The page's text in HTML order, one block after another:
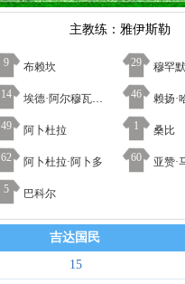
主教练：雅伊斯勒
9 布赖坎 29 穆罕
14 埃德·阿尔穆瓦拉德 46 赖扬·
49 阿卜杜拉 1 桑比
62 阿卜杜拉·阿卜多 60 亚赞·
5 巴科尔
吉达国民
15